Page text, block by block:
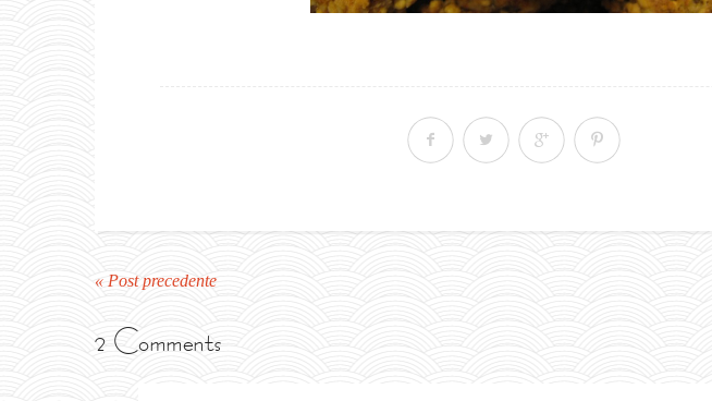
« Post precedente
2 Comments